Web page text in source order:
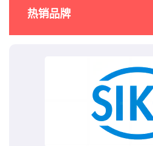
热销品牌